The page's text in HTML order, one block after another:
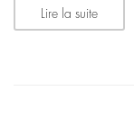
Lire la suite